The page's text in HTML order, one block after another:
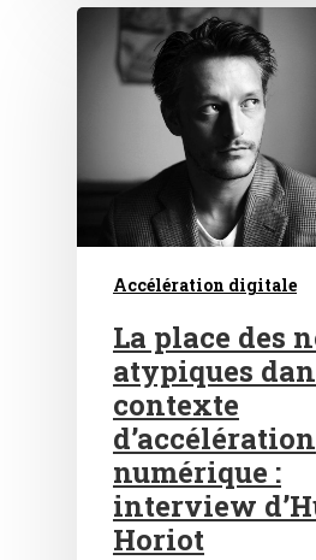
Accélération digitale
La place des
atypiques
contexte
d’accélération
numérique :
interview
Horiot